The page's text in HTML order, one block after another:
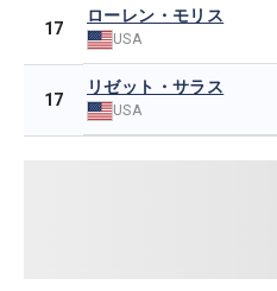
17
ローレン・モリス
USA
17
リゼット・サラス
USA